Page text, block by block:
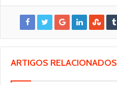
ARTIGOS RELACIONADOS